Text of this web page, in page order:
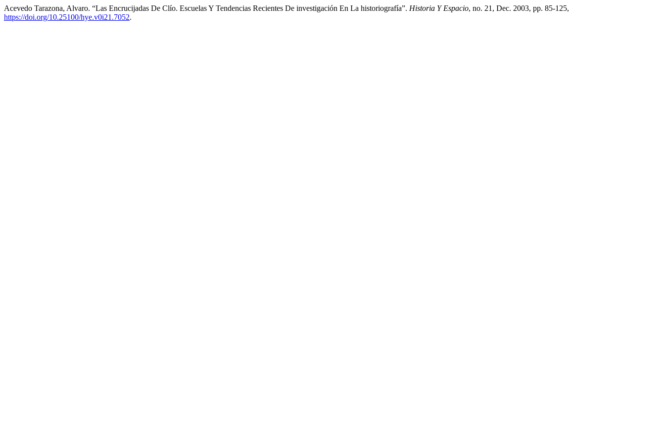
Acevedo Tarazona, Alvaro. “Las Encrucijadas De Clío. Escuelas Y Tendencias Recientes De investigación En La historiografía”. Historia Y Espacio, no. 21, Dec. 2003, pp. 85-125,
https://doi.org/10.25100/hye.v0i21.7052.